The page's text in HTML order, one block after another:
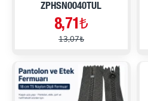
ZPHSN0040TUL
8,71₺
13,07₺